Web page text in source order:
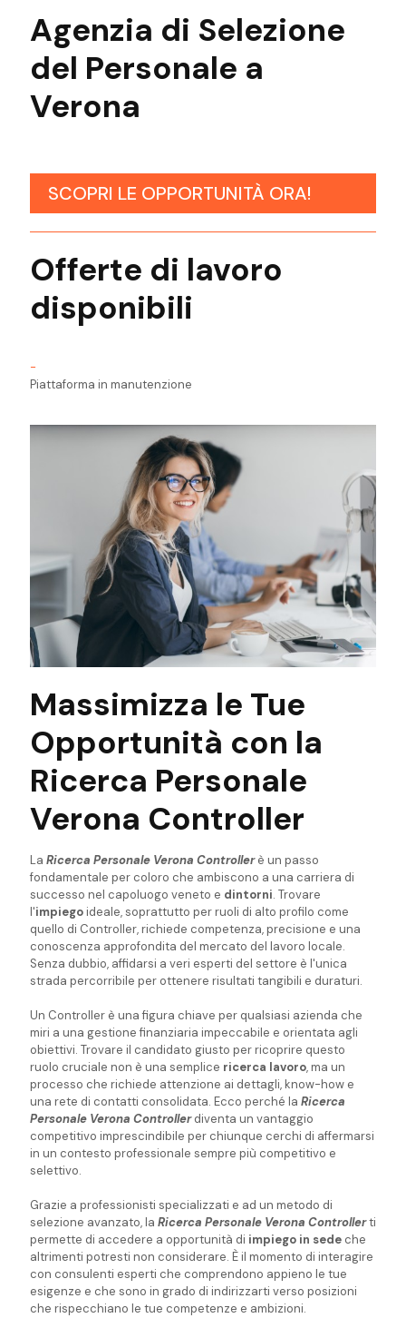
Agenzia di Selezione
del Personale a
Verona
SCOPRI LE OPPORTUNITÀ ORA!
Offerte di lavoro
disponibili
-
Piattaforma in manutenzione
Massimizza le Tue
Opportunità con la
Ricerca Personale
Verona Controller
La Ricerca Personale Verona Controllerè un passo
fondamentale per coloro che ambiscono a una carriera di
successo nel capoluogo veneto e dintorni. Trovare
l'impiegoideale, soprattutto per ruoli di alto profilo come
quello di Controller, richiede competenza, precisione e una
conoscenza approfondita del mercato del lavoro locale.
Senza dubbio, affidarsi a veri esperti del settore è l'unica
strada percorribile per ottenere risultati tangibili e duraturi.
Un Controller è una figura chiave per qualsiasi azienda che
miri a una gestione finanziaria impeccabile e orientata agli
obiettivi. Trovare il candidato giusto per ricoprire questo
ruolo cruciale non è una semplice ricerca lavoro, ma un
processo che richiede attenzione ai dettagli, know-how e
una rete di contatti consolidata. Ecco perché la Ricerca
Personale Verona Controllerdiventa un vantaggio
competitivo imprescindibile per chiunque cerchi di affermarsi
in un contesto professionale sempre più competitivo e
selettivo.
Grazie a professionisti specializzati e ad un metodo di
selezione avanzato, la Ricerca Personale Verona Controllerti
permette di accedere a opportunità di impiego in sede che
altrimenti potresti non considerare. È il momento di interagire
con consulenti esperti che comprendono appieno le tue
esigenze e che sono in grado di indirizzarti verso posizioni
che rispecchiano le tue competenze e ambizioni.